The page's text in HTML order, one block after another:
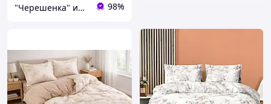
"Черешенка" интернет-магазин оптово-розничной торговли 98%